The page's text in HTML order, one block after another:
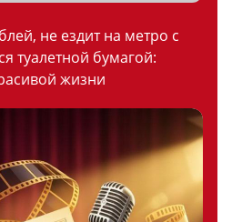
не ездит на метро с
туалетной бумагой:
жизни